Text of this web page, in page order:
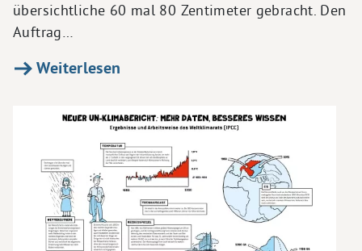
übersichtliche 60 mal 80 Zentimeter gebracht. Den
Auftrag…
Weiterlesen